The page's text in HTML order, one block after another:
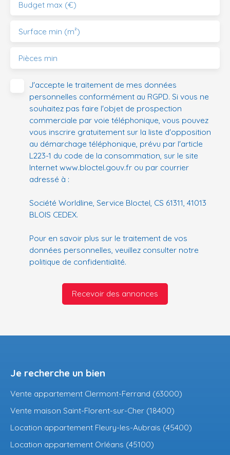
Budget max (€)
Surface min (m²)
Pièces min
J'accepte le traitement de mes données
personnelles conformément au RGPD. Si vous ne
souhaitez pas faire l'objet de prospection
commerciale par voie téléphonique, vous pouvez
vous inscrire gratuitement sur la liste d'opposition
au démarchage téléphonique, prévu par l'article
L223-1 du code de la consommation, sur le site
Internet www.bloctel.gouv.fr ou par courrier
adressé à :
Société Worldline, Service Bloctel, CS 61311, 41013
BLOIS CEDEX.
Pour en savoir plus sur le traitement de vos
données personnelles, veuillez consulter notre
politique de confidentialité.
Recevoir des annonces
Je recherche un bien
Vente appartement Clermont-Ferrand (63000)
Vente maison Saint-Florent-sur-Cher (18400)
Location appartement Fleury-les-Aubrais (45400)
Location appartement Orléans (45100)